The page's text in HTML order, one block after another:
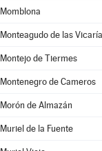
Momblona
Monteagudo de las
Montejo de Tiermes
Montenegro de Cameros
Morón de Almazán
Muriel de la Fuente